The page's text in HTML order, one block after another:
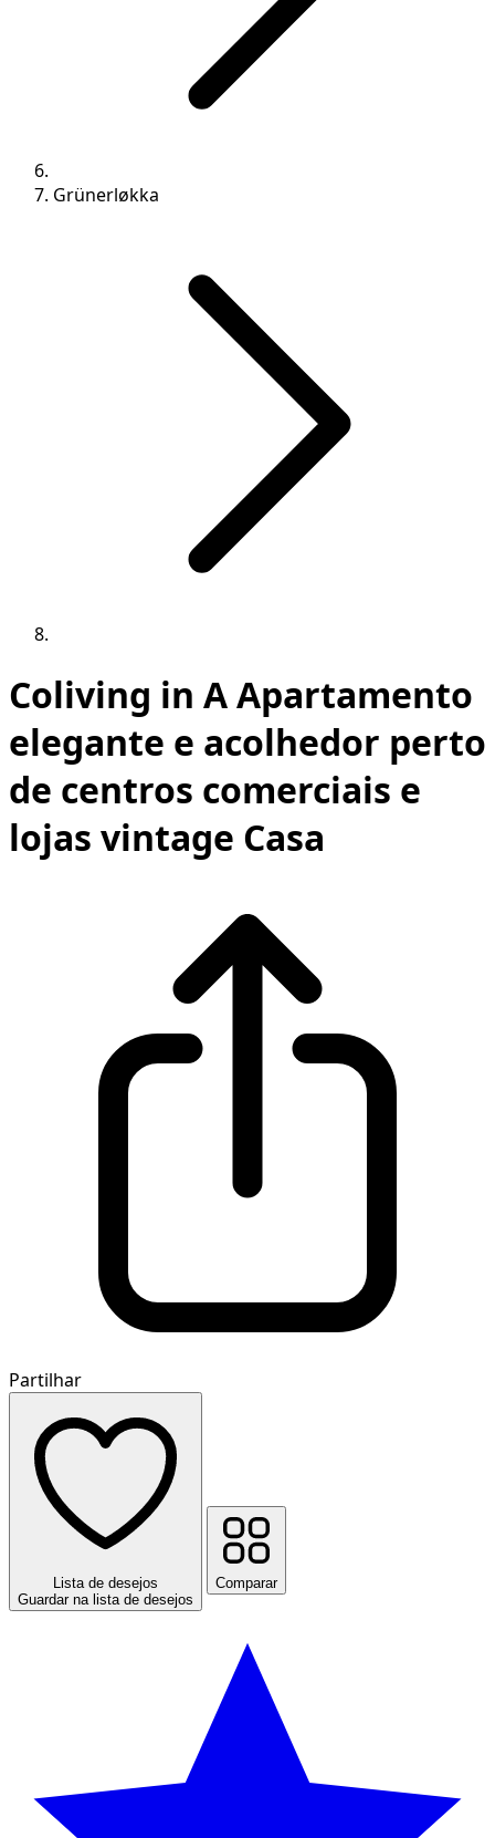
Grünerløkka
Coliving in A Apartamento
elegante e acolhedor perto
de centros comerciais e
lojas vintage Casa
Partilhar
Lista de desejos
Guardar na lista de desejos
Comparar